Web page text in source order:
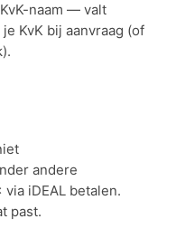
naam — valt
KvK bij aanvraag (of
andere
iDEAL betalen.
past.